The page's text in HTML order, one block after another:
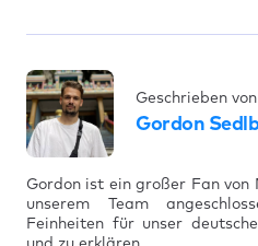
Geschrieben von
Gordon
Gordon ist ein großer Fan von
unserem Team
Feinheiten für unser